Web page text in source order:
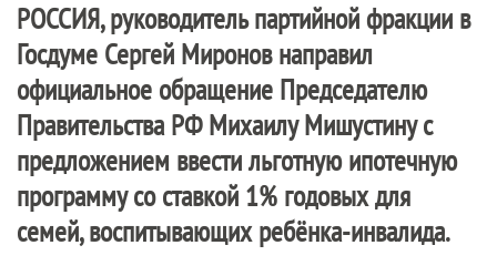
РОССИЯ, руководитель партийной фракции в
Госдуме Сергей Миронов направил
официальное обращение Председателю
Правительства РФ Михаилу Мишустину с
предложением ввести льготную ипотечную
программу со ставкой 1% годовых для
семей, воспитывающих ребёнка-инвалида.